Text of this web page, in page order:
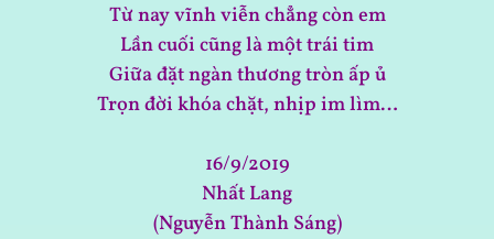
Từ nay vĩnh viễn chẳng còn em
Lần cuối cũng là một trái tim
Giữa đặt ngàn thương tròn ấp ủ
Trọn đời khóa chặt, nhịp im lìm…
16/9/2019
Nhất Lang
(Nguyễn Thành Sáng)